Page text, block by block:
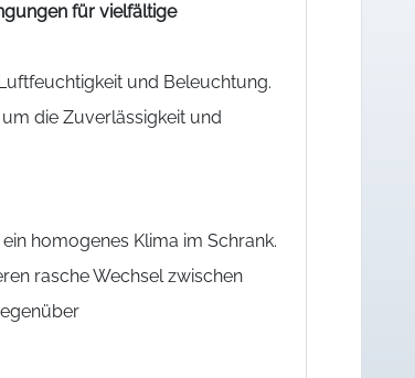
für vielfältige
und Beleuchtung.
die Zuverlässigkeit und
homogenes Klima im Schrank.
rasche Wechsel zwischen